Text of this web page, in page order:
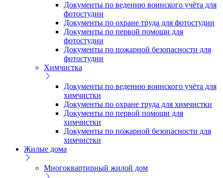
Документы по ведению воинского учёта для
фотостудии
Документы по охране труда для фотостудии
Документы по первой помощи для
фотостудии
Документы по пожарной безопасности для
фотостудии
Химчистка
Документы по ведению воинского учёта для
химчистки
Документы по охране труда для химчистки
Документы по первой помощи для
химчистки
Документы по пожарной безопасности для
химчистки
Жилые дома
Многоквартирный жилой дом